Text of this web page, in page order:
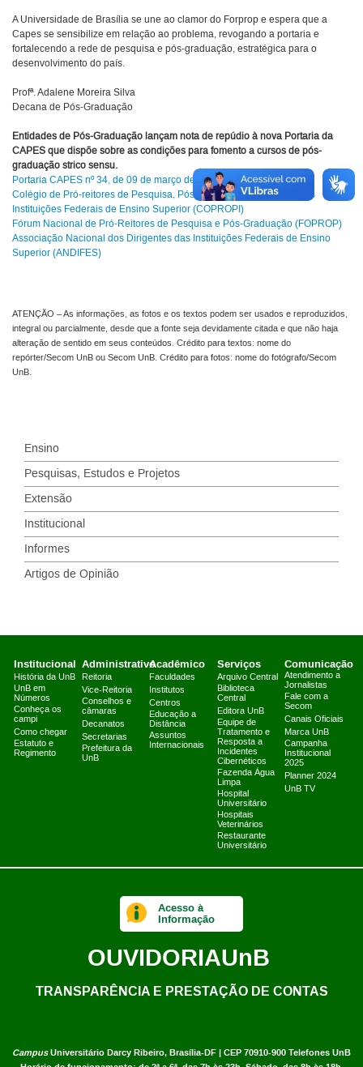
A Universidade de Brasília se une ao clamor do Forprop e espera que a
Capes se sensibilize em relação ao problema, revogando a portaria e
fortalecendo a rede de pesquisa e pós-graduação, estratégica para o
desenvolvimento do país.
Profª. Adalene Moreira Silva
Decana de Pós-Graduação
Entidades de Pós-Graduação lançam nota de repúdio à nova Portaria da
CAPES que dispõe sobre as condições para fomento a cursos de pós-
graduação strico sensu.
Portaria CAPES nº 34, de 09 de março de 2020. PORTARIA N 34
Colégio de Pró-reitores de Pesquisa, Pós-graduação e Inovação das
Instituições Federais de Ensino Superior (COPROPI)
Fórum Nacional de Pró-Reitores de Pesquisa e Pós-Graduação (FOPROP)
Associação Nacional dos Dirigentes das Instituições Federais de Ensino
Superior (ANDIFES)
ATENÇÃO – As informações, as fotos e os textos podem ser usados e reproduzidos,
integral ou parcialmente, desde que a fonte seja devidamente citada e que não haja
alteração de sentido em seus conteúdos. Crédito para textos: nome do
repórter/Secom UnB ou Secom UnB. Crédito para fotos: nome do fotógrafo/Secom
UnB.
Ensino
Pesquisas, Estudos e Projetos
Extensão
Institucional
Informes
Artigos de Opinião
Institucional
História da UnB
UnB em
Números
Conheça os
campi
Como chegar
Estatuto e
Regimento
Administrativo
Reitoria
Vice-Reitoria
Conselhos e
câmaras
Decanatos
Secretarias
Prefeitura da
UnB
Acadêmico
Faculdades
Institutos
Centros
Educação a
Distância
Assuntos
Internacionais
Serviços
Arquivo Central
Biblioteca
Central
Editora UnB
Equipe de
Tratamento e
Resposta a
Incidentes
Cibernéticos
Fazenda Água
Limpa
Hospital
Universitário
Hospitais
Veterinários
Restaurante
Universitário
Comunicação
Atendimento a
Jornalistas
Fale com a
Secom
Canais Oficiais
Marca UnB
Campanha
Institucional
2025
Planner 2024
UnB TV
CampusUniversitário Darcy Ribeiro, Brasília-DF | CEP 70910-900 Telefones UnB
Acesso à
Informação
OUVIDORIAUnB
TRANSPARÊNCIA E PRESTAÇÃO DE CONTAS